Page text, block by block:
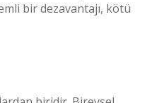
bir dezavantajı, kötü